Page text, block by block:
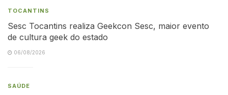
TOCANTINS
Sesc Tocantins realiza Geekcon Sesc, maior evento
de cultura geek do estado
06/08/2026
SAÚDE